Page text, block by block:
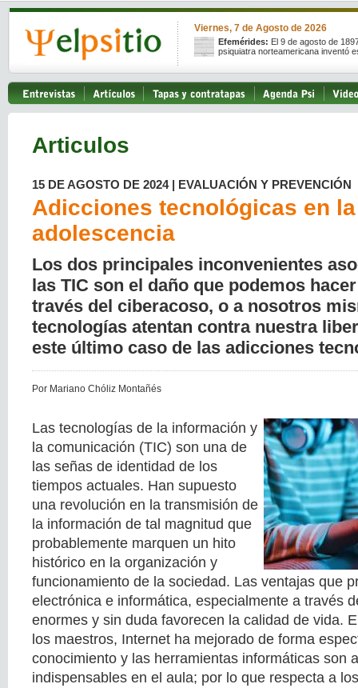
Viernes, 7 de Agosto de 2026
Efemérides: El 9 de agosto de
psiquiatra norteamericana inventó
Articulos
15 DE AGOSTO DE 2024 | EVALUACIÓN Y PREVENCIÓN
Adicciones tecnológicas en la
adolescencia
Los dos principales inconvenientes
las TIC son el daño que podemos
través del ciberacoso, o a nosotros
tecnologías atentan contra nuestra
este último caso de las adicciones
Por Mariano Chóliz Montañés
Las tecnologías de la información y
la comunicación (TIC) son una de
las señas de identidad de los
tiempos actuales. Han supuesto
una revolución en la transmisión de
la información de tal magnitud que
probablemente marquen un hito
histórico en la organización y
funcionamiento de la sociedad. Las ventajas que
electrónica e informática, especialmente a través
enormes y sin duda favorecen la calidad de vida.
los maestros, Internet ha mejorado de forma
conocimiento y las herramientas informáticas son
indispensables en el aula; por lo que respecta a